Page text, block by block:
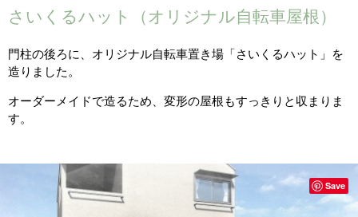
さいくるハット（オリジナル自転車屋根）
門柱の後ろに、オリジナル自転車置き場「さいくるハット」を
造りました。
オーダーメイドで造るため、変形の屋根もすっきりと収まりま
す。
Save